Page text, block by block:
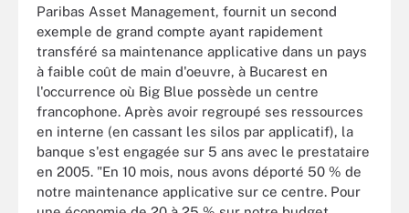
Paribas Asset Management, fournit un second
exemple de grand compte ayant rapidement
transféré sa maintenance applicative dans un pays
à faible coût de main d'oeuvre, à Bucarest en
l'occurrence où Big Blue possède un centre
francophone. Après avoir regroupé ses ressources
en interne (en cassant les silos par applicatif), la
banque s'est engagée sur 5 ans avec le prestataire
en 2005. "En 10 mois, nous avons déporté 50 % de
notre maintenance applicative sur ce centre. Pour